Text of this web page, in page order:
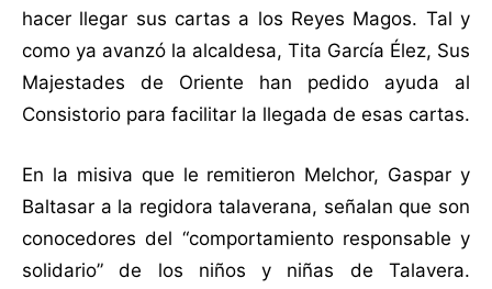
hacer llegar sus cartas a los Reyes Magos. Tal y
como ya avanzó la alcaldesa, Tita García Élez, Sus
Majestades de Oriente han pedido ayuda al
Consistorio para facilitar la llegada de esas cartas.
En la misiva que le remitieron Melchor, Gaspar y
Baltasar a la regidora talaverana, señalan que son
conocedores del “comportamiento responsable y
solidario” de los niños y niñas de Talavera.